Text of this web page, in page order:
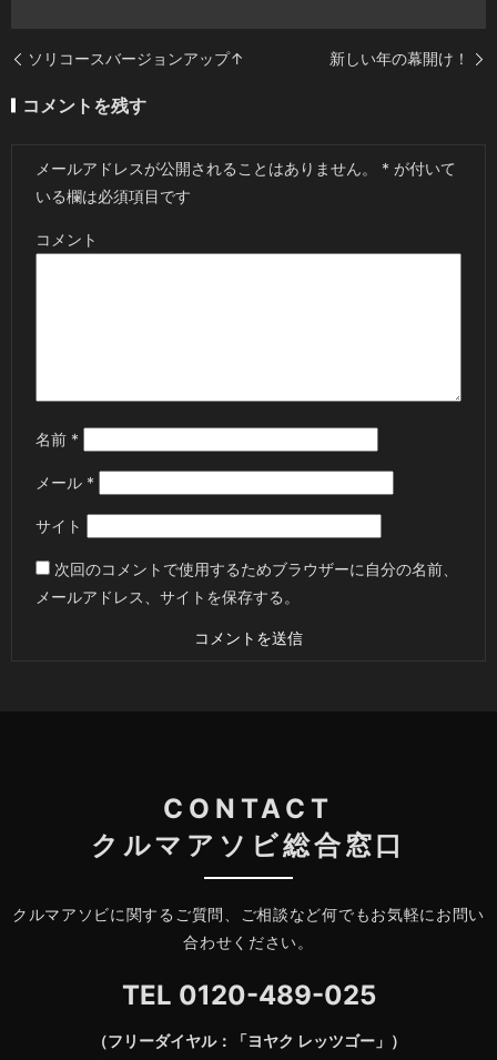
ソリコースバージョンアップ↑ 新しい年の幕開け！
コメントを残す
メールアドレスが公開されることはありません。 * が付いて
いる欄は必須項目です
コメント
名前 *
メール *
サイト
次回のコメントで使用するためブラウザーに自分の名前、
メールアドレス、サイトを保存する。
CONTACT
クルマアソビ総合窓口
クルマアソビに関するご質問、ご相談など何でもお気軽にお問い
合わせください。
TEL 0120-489-025
（フリーダイヤル：「ヨヤク レッツゴー」）